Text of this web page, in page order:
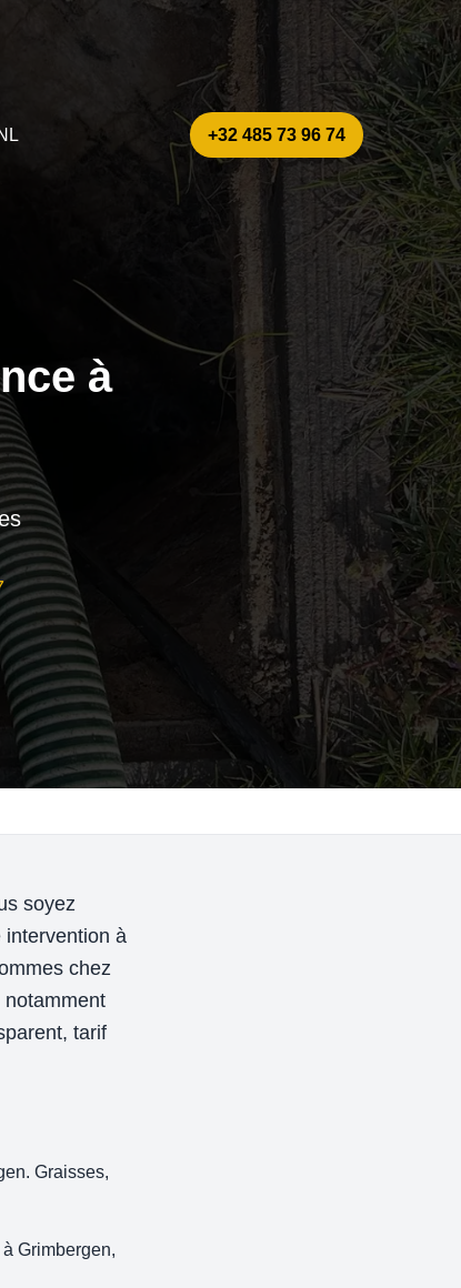
+32 485 73 96 74
à
soyez
à
chez
tarif
Graisses,
Grimbergen,